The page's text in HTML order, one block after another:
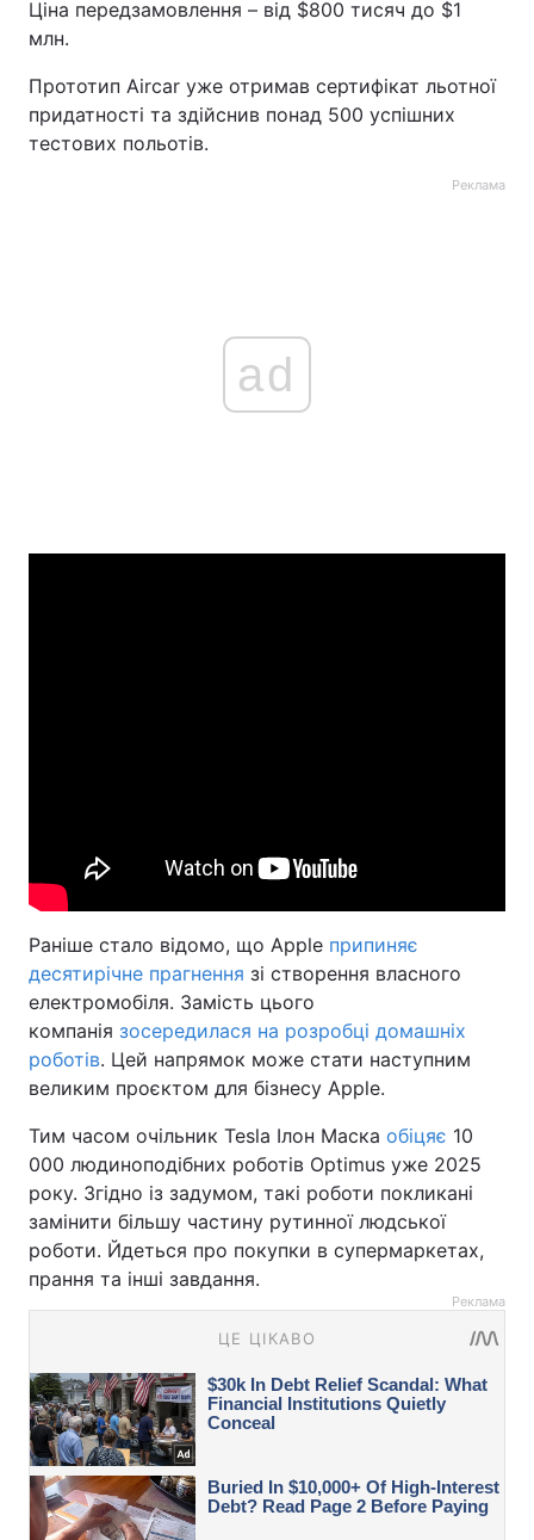
Ціна передзамовлення – від $800 тисяч до $1
млн.
Прототип Aircar уже отримав сертифікат льотної
придатності та здійснив понад 500 успішних
тестових польотів.
Реклама
ad
Раніше стало відомо, що Apple припиняє
десятирічне прагнення зі створення власного
електромобіля. Замість цього
компанія зосередилася на розробці домашніх
роботів. Цей напрямок може стати наступним
великим проєктом для бізнесу Apple.
Тим часом очільник Tesla Ілон Маска обіцяє 10
000 людиноподібних роботів Optimus уже 2025
року. Згідно із задумом, такі роботи покликані
замінити більшу частину рутинної людської
роботи. Йдеться про покупки в супермаркетах,
прання та інші завдання.
Реклама